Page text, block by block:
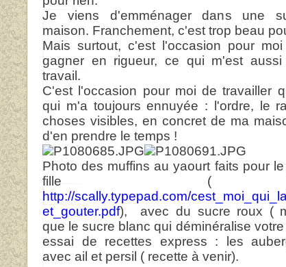
Je viens d'emménager dans une
maison. Franchement, c'est trop beau
Mais surtout, c'est l'occasion pour
gagner en rigueur, ce qui m'est aussi
travail.
C'est l'occasion pour moi de travailler
qui m'a toujours ennuyée : l'ordre, le
choses visibles, en concret de ma
d'en prendre le temps !
Photo des muffins au yaourt faits pour
fille (
http://scally.typepad.com/
et_gouter.pdf), avec du sucre roux (
que le sucre blanc qui déminéralise
essai de recettes express : les
avec ail et persil ( recette à venir).